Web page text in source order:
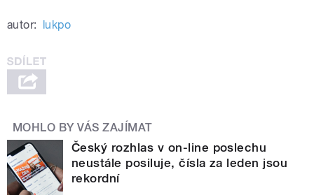
autor: lukpo
MOHLO BY VÁS ZAJÍMAT
Český rozhlas v on-line poslechu
neustále posiluje, čísla za leden jsou
rekordní